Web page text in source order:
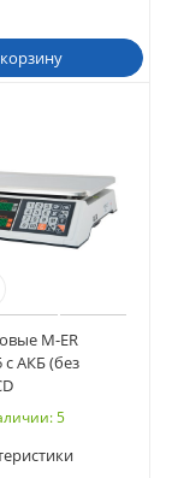
M-ER
с АКБ (без
: 5